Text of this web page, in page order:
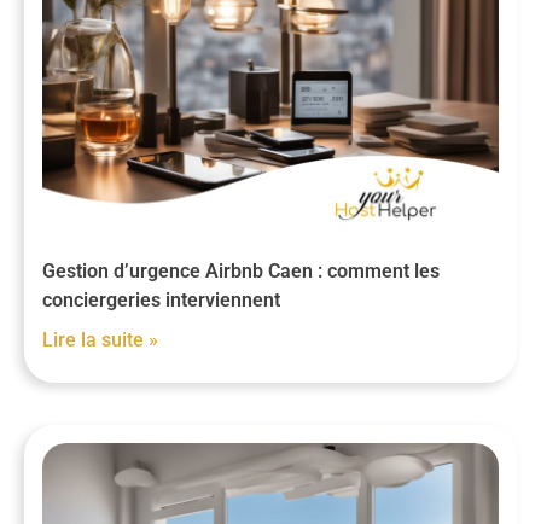
Gestion d’urgence Airbnb Caen : comment les
conciergeries interviennent
Lire la suite »